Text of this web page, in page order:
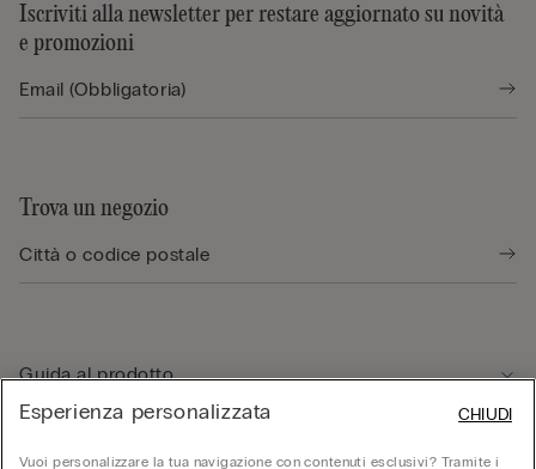
Iscriviti alla newsletter per restare aggiornato su novità
e promozioni
Trova un negozio
Guida al prodotto
Esperienza personalizzata
Vuoi personalizzare la tua navigazione con contenuti esclusivi? Tramite i
CHIUDI